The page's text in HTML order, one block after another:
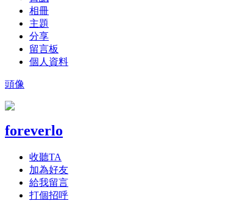
相冊
主題
分享
留言板
個人資料
頭像
foreverlo
收聽TA
加為好友
給我留言
打個招呼